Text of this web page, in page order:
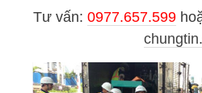
Tư vấn: 0977.657.599